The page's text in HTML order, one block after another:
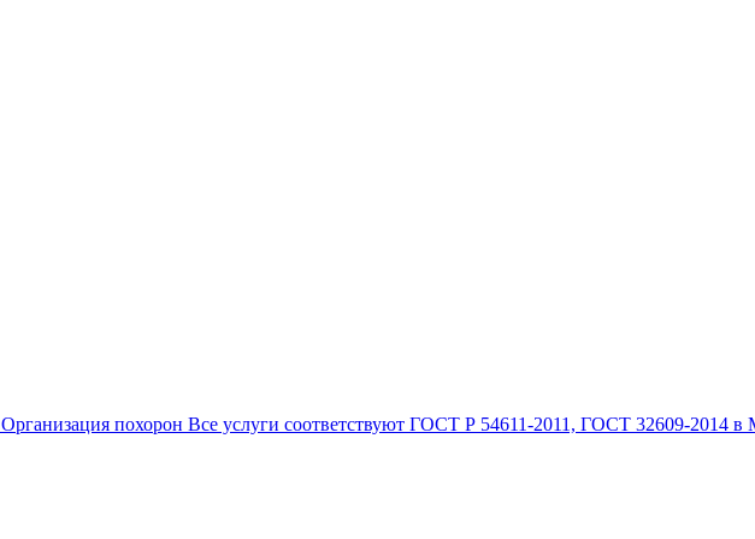
Организация похорон Все услуги соответствуют ГОСТ Р 54611-2011, ГОСТ 32609-2014 в